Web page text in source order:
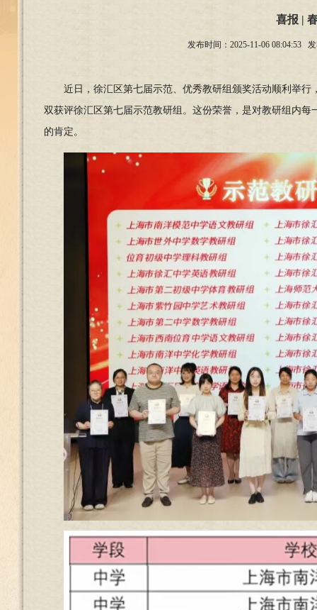
喜报 |
发布时间：2025-11-06 08:04:53
近日，徐汇区第七届示范、优秀教研组颁奖活动顺利举
双获评徐汇区第七届示范教研组。这份荣誉，是对教研组内
的肯定。